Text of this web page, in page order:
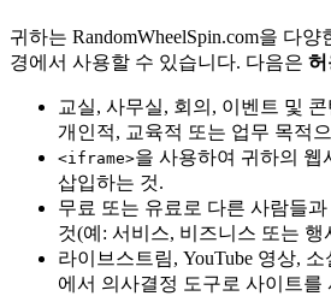
귀하는 RandomWheelSpin.com을 다
경에서 사용할 수 있습니다. 다음은 허
교실, 사무실, 회의, 이벤트 및
개인적, 교육적 또는 업무 목적
<iframe>을 사용하여 귀하의 웹
삽입하는 것.
무료 또는 유료로 다른 사람들
것(예: 서비스, 비즈니스 또는 행
라이브스트림, YouTube 영상,
에서 의사결정 도구로 사이트를